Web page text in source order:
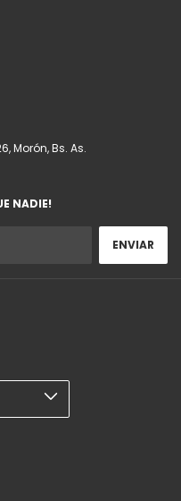
Morón, Bs. As.
NADIE!